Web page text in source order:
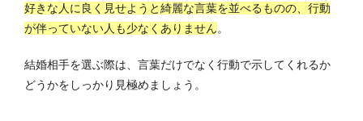
好きな人に良く見せようと綺麗な言葉を並べるものの、行動
が伴っていない人も少なくありません。
結婚相手を選ぶ際は、言葉だけでなく行動で示してくれるか
どうかをしっかり見極めましょう。